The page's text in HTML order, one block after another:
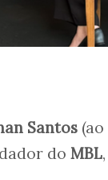
Santos
do MBL